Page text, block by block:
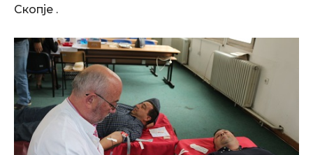
Скопје .